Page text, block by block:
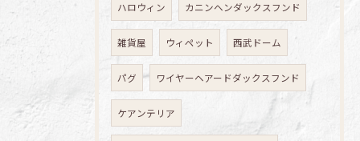
ハロウィン カニンヘンダックスフンド
雑貨屋 ウィペット 西武ドーム
パグ ワイヤーヘアードダックスフンド
ケアンテリア